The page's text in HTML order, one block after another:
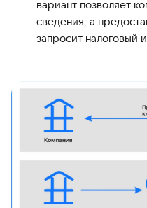
вариант позволяет
сведения, а
запросит налоговый